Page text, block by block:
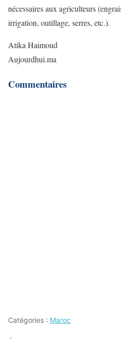
nécessaires aux agriculteurs
irrigation, outillage, serres, etc.).
Atika Haimoud
Aujourdhui.ma
Commentaires
Catégories : Maroc